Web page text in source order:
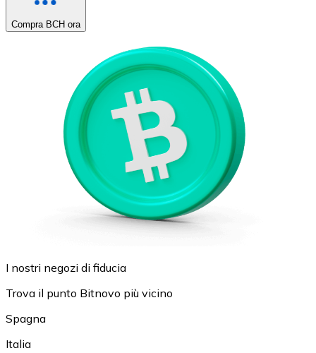
Compra BCH ora
I nostri negozi di fiducia
Trova il punto Bitnovo più vicino
Spagna
Italia